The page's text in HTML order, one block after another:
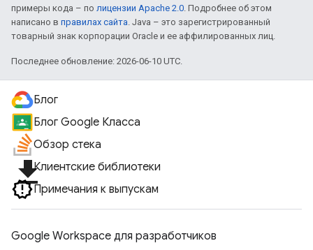
примеры кода – по лицензии Apache 2.0. Подробнее об этом
написано в правилах сайта. Java – это зарегистрированный
товарный знак корпорации Oracle и ее аффилированных лиц.
Последнее обновление: 2026-06-10 UTC.
Блог
Блог Google Класса
Обзор стека
file_downloadКлиентские библиотеки
Примечания к выпускам
Google Workspace для разработчиков